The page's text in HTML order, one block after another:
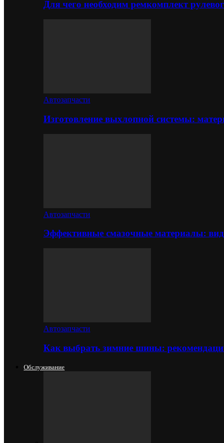
Для чего необходим ремкомплект
Автозапчасти
Изготовление выхлопной системы:
Автозапчасти
Эффективные смазочные материалы:
Автозапчасти
Как выбрать зимние шины:
Обслуживание